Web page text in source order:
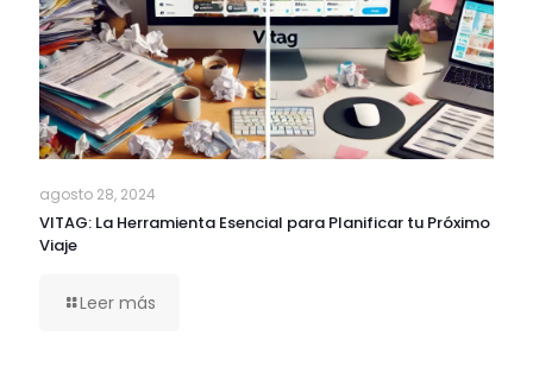
agosto 28, 2024
VITAG: La Herramienta Esencial para Planificar tu Próximo
Viaje
Leer más